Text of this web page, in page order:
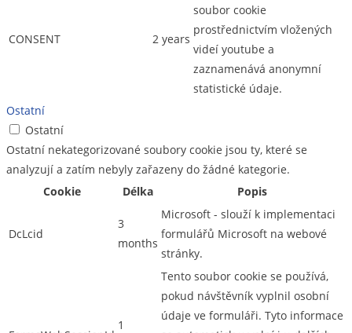
CONSENT 2 years
soubor cookie
prostřednictvím vložených
videí youtube a
zaznamenává anonymní
statistické údaje.
Ostatní
Ostatní
Ostatní nekategorizované soubory cookie jsou ty, které se
analyzují a zatím nebyly zařazeny do žádné kategorie.
Cookie
Délka Popis
DcLcid
3
months
Microsoft - slouží k implementaci
formulářů Microsoft na webové
stránky.
1
Tento soubor cookie se používá,
pokud návštěvník vyplnil osobní
údaje ve formuláři. Tyto informace